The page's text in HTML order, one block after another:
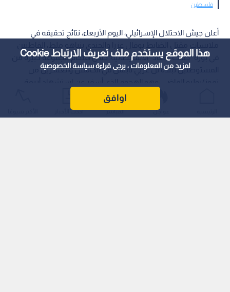
هذا الموقع يستخدم ملف تعريف الارتباط Cookie
لمزيد من المعلومات ، يرجى قراءةسياسة الخصوصية
اوافق
فلسطين
أعلن جيش الاحتلال الإسرائيلي، اليوم الأربعاء، نتائج تحقيقه في
في بؤرة "حفات غلعاد" الاستيطانية، خلال اقتحام مجموعة كبيرة من
المستوطنين لبلدة تل غربي نابلس في الخامس والعشرين من
مواطنين فلسطينيين من أبناء البلدة خلال تصديهم للاعتداء.
عواجل المباشر أحدث الأخبار